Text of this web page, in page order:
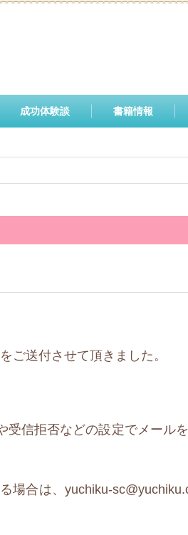
成功体験談 書籍情報
ご送付させて頂きました。
信拒否などの設定でメール
場合は、yuchiku-